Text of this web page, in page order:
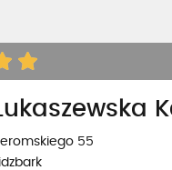
55